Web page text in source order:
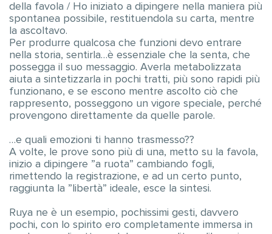
della favola / Ho iniziato a dipingere nella maniera più
spontanea possibile, restituendola su carta, mentre
la ascoltavo.
Per produrre qualcosa che funzioni devo entrare
nella storia, sentirla…è essenziale che la senta, che
possegga il suo messaggio. Averla metabolizzata
aiuta a sintetizzarla in pochi tratti, più sono rapidi più
funzionano, e se escono mentre ascolto ciò che
rappresento, posseggono un vigore speciale, perché
provengono direttamente da quelle parole.
…e quali emozioni ti hanno trasmesso??
A volte, le prove sono più di una, metto su la favola,
inizio a dipingere ”a ruota” cambiando fogli,
rimettendo la registrazione, e ad un certo punto,
raggiunta la ”libertà” ideale, esce la sintesi.
Ruya ne è un esempio, pochissimi gesti, davvero
pochi, con lo spirito ero completamente immersa in